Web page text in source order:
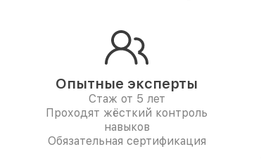
Опытные эксперты
Стаж от 5 лет
Проходят жёсткий контроль
навыков
Обязательная сертификация